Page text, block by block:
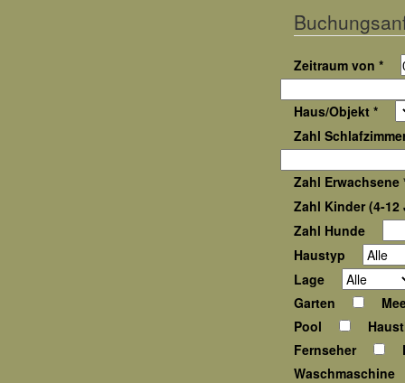
Zeitraum von *
Haus/Objekt *
Zahl
Zahl Erwachsene
Zahl Kinder (4-12
Zahl Hunde
Haustyp
Lage
Garten
Pool
Fernseher
Waschmaschine